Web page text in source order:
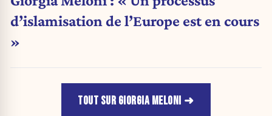
d’islamisation de l’Europe est en cours
»
TOUT SUR GIORGIA MELONI